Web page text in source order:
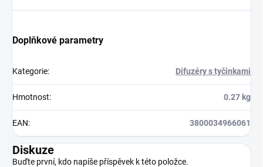
Doplňkové parametry
Kategorie: Difuzéry s tyčinkami
Hmotnost: 0.27 kg
EAN: 3800034966061
Diskuze
Buďte první, kdo napíše příspěvek k této položce.